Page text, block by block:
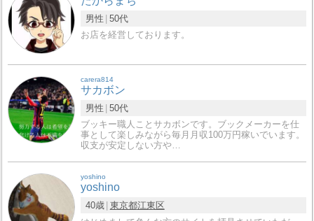
男性 50代
お店を経営しております。
carera814
サカボン
男性 50代
ブッキー職人ことサカボンです。ブックメーカーを仕
事として楽しみながら毎月月収100万円稼いでいます。
収支が安定しない方や…
yoshino
yoshino
40歳 東京都江東区